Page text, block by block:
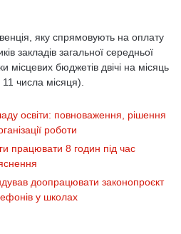
яку спрямовують на оплату
закладів загальної середньої
місцевих бюджетів двічі на місяць
числа місяця).
освіти: повноваження, рішення
роботи
працювати 8 годин під час
доопрацювати законопроєкт
у школах